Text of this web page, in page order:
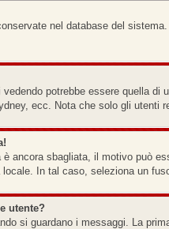
nel database del
vedendo potrebbe essere
ecc. Nota che solo gli utenti
ancora sbagliata, il motivo può
locale. In tal caso, seleziona un
utente?
si guardano i messaggi. La